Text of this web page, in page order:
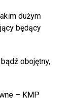
dużym
będący
obojętny,
– KMP